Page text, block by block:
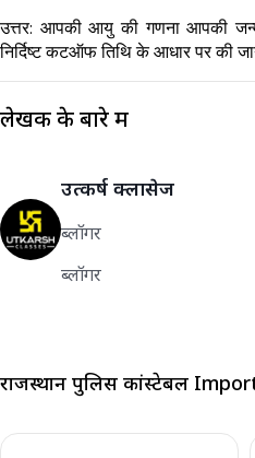
उत्तर: आपकी आयु की गणना आपकी
निर्दिष्ट कटऑफ तिथि के आधार पर की
लेखक के बारे में
उत्कर्ष क्लासेज
ब्लॉगर
ब्लॉगर
राजस्थान पुलिस कांस्टेबल